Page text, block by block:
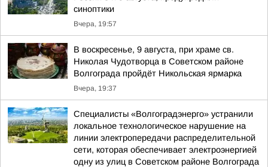
синоптики
Вчера, 19:57
В воскресенье, 9 августа, при храме св.
Николая Чудотворца в Советском районе
Волгограда пройдёт Никольская ярмарка
Вчера, 19:37
Специалисты «Волгоградэнерго» устранили
локальное технологическое нарушение на
линии электропередачи распределительной
сети, которая обеспечивает электроэнергией
одну из улиц в Советском районе Волгограда